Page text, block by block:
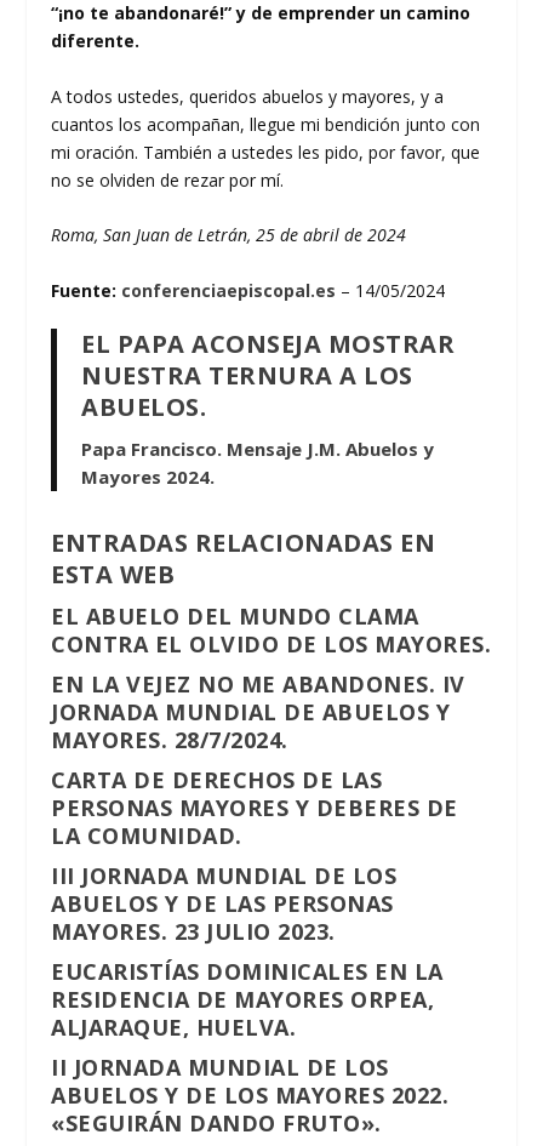
“¡no te abandonaré!” y de emprender un camino
diferente.
A todos ustedes, queridos abuelos y mayores, y a
cuantos los acompañan, llegue mi bendición junto con
mi oración. También a ustedes les pido, por favor, que
no se olviden de rezar por mí.
Roma, San Juan de Letrán, 25 de abril de 2024
Fuente: conferenciaepiscopal.es – 14/05/2024
EL PAPA ACONSEJA MOSTRAR
NUESTRA TERNURA A LOS
ABUELOS.
Papa Francisco. Mensaje J.M. Abuelos y
Mayores 2024.
ENTRADAS RELACIONADAS EN
ESTA WEB
EL ABUELO DEL MUNDO CLAMA
CONTRA EL OLVIDO DE LOS MAYORES.
EN LA VEJEZ NO ME ABANDONES. IV
JORNADA MUNDIAL DE ABUELOS Y
MAYORES. 28/7/2024.
CARTA DE DERECHOS DE LAS
PERSONAS MAYORES Y DEBERES DE
LA COMUNIDAD.
III JORNADA MUNDIAL DE LOS
ABUELOS Y DE LAS PERSONAS
MAYORES. 23 JULIO 2023.
EUCARISTÍAS DOMINICALES EN LA
RESIDENCIA DE MAYORES ORPEA,
ALJARAQUE, HUELVA.
II JORNADA MUNDIAL DE LOS
ABUELOS Y DE LOS MAYORES 2022.
«SEGUIRÁN DANDO FRUTO».